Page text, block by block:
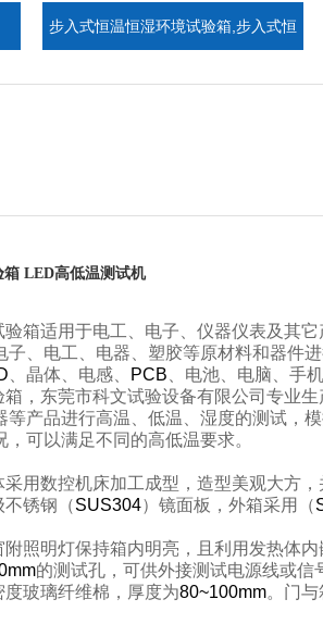
步入式恒温恒湿环境试验箱,步入式恒
LED高低温测试机
验箱适用于电工、电子、仪器仪表及其
子、电工、电器、塑胶等原材料和器件
、晶体、电感、 PCB 、电池、电脑、手
箱 ，东莞市科文试验设备有限公司专业生
等产品进行高温、低温、湿度的测试，
可以满足不同的高低温要求。
采用数控机床加工成型，造型美观大方，
不锈钢（SUS304）镜面板，外箱采用（
照明灯保持箱内明亮，且利用发热体
的测试孔，可供外接测试电源线或信
玻璃纤维棉，厚度为80~100mm。门